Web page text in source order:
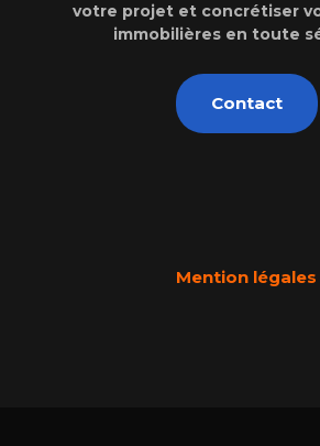
votre projet et concrétiser
immobilières en toute
Contact
Mention légales